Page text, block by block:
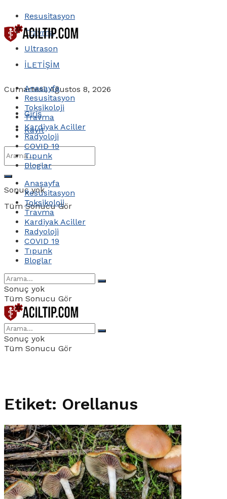
Resusitasyon
Travma
Ultrason
İLETİŞİM
Cumartesi, Ağustos 8, 2026
Giriş
Kayıt
Sonuç yok
Tüm Sonucu Gör
Anasayfa
Resusitasyon
Toksikoloji
Travma
Kardiyak Aciller
Radyoloji
COVID 19
Tıpunk
Bloglar
Anasayfa
Resusitasyon
Toksikoloji
Travma
Kardiyak Aciller
Radyoloji
COVID 19
Tıpunk
Bloglar
Sonuç yok
Tüm Sonucu Gör
Sonuç yok
Tüm Sonucu Gör
Etiket: Orellanus